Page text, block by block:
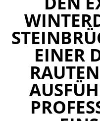
EINER